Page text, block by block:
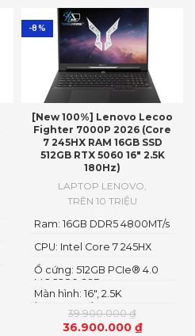
-8%
[New 100%] Lenovo Lecoo
Fighter 7000P 2026 (Core
7 245HX RAM 16GB SSD
512GB RTX 5060 16″ 2.5K
180Hz)
LAPTOP LENOVO,
TRÊN 10 TRIỆU
39.900.000₫
36.900.000 ₫
Màn hình: 16″, 2.5K
(2560x1600) IPS, LED
Ổ cứng: 512GB PCIe® 4.0
M.2 2280 SSD
CPU: Intel Core 7 245HX
Ram: 16GB DDR5 4800MT/s